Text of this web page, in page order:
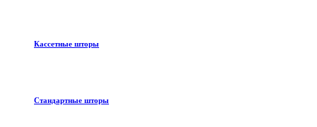
Кассетные шторы
Стандартные шторы